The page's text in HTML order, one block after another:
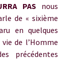
PAS nous
de « sixième
en quelques
de l’Homme
précédentes